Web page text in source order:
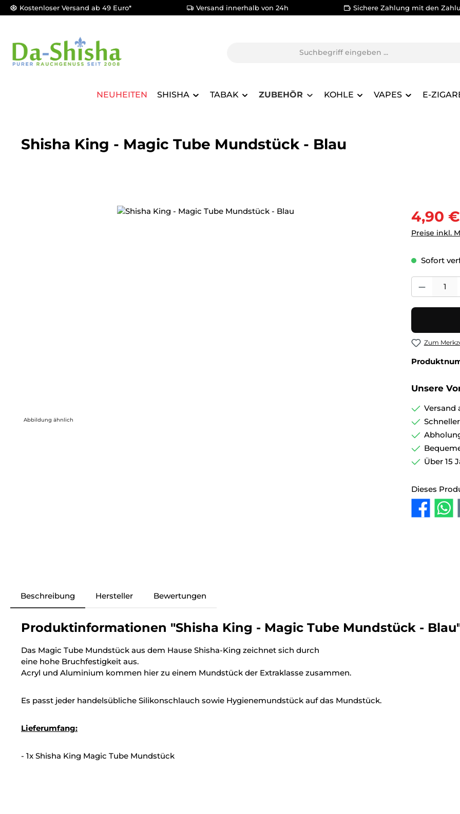
Hauptinhalt springen
Zur Suche springen
Zur Hauptnavigation springen
Kostenloser Versand ab 49 Euro* Versand innerhalb von 24h Sichere Zahlung mit den
NEUHEITEN SHISHA TABAK ZUBEHÖR KOHLE VAPES E-
Shisha King - Magic Tube Mundstück - Blau
Bildergalerie überspringen
Abbildung ähnlich
4,90 €
Preise inkl.
Sofort
Produkt
Zum
Unsere
Versand
Über 15
Dieses
Beschreibung Hersteller Bewertungen
Produktinformationen "Shisha King - Magic Tube Mundstück -
Das Magic Tube Mundstück aus dem Hause Shisha-King zeichnet sich durch
eine hohe Bruchfestigkeit aus.
Acryl und Aluminium kommen hier zu einem Mundstück der Extraklasse zusammen.
Es passt jeder handelsübliche Silikonschlauch sowie Hygienemundstück auf das Mundstück.
Lieferumfang:
- 1x Shisha King Magic Tube Mundstück